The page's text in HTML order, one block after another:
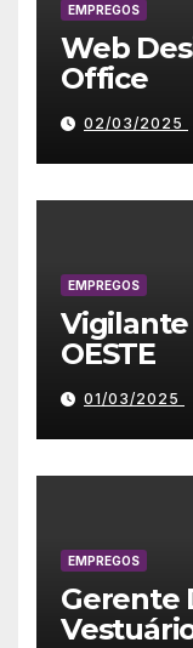
EMPREGOS
Web
Office
02/03/2025
EMPREGOS
Vigilante
OESTE
01/03/2025
EMPREGOS
Gerente